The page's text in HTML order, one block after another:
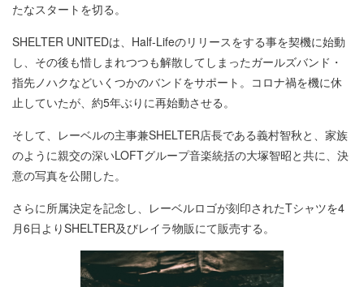
たなスタートを切る。
SHELTER UNITEDは、Half-Lifeのリリースをする事を契機に始動
し、その後も惜しまれつつも解散してしまったガールズバンド・
指先ノハクなどいくつかのバンドをサポート。コロナ禍を機に休
止していたが、約5年ぶりに再始動させる。
そして、レーベルの主事兼SHELTER店長である義村智秋と、家族
のように親交の深いLOFTグループ音楽統括の大塚智昭と共に、決
意の写真を公開した。
さらに所属決定を記念し、レーベルロゴが刻印されたTシャツを4
月6日よりSHELTER及びレイラ物販にて販売する。